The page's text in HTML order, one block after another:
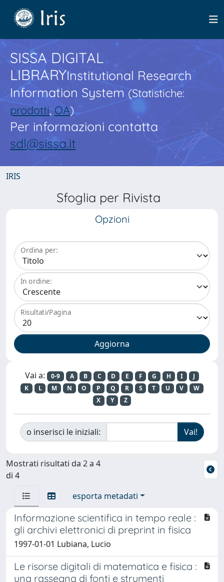
SISSA DIGITAL
LIBRARYInstitutional Research
Information System(Statistiche:
prodotti,OA)
Per informazioni contatta
sdl@sissa.it
IRIS
Sfoglia per Rivista
Opzioni
Ordina per:
In ordine:
Risultati/Pagina
Vai a: 0-9 A B C D E F G H I
J
K
L M N O P Q R S T U V
W
X
Y Z
o inserisci le iniziali:
Mostrati risultati da 2 a 4
di 4
esporta metadati
Informazione scientifica in tempo reale :
gli archivi elettronici di preprint in fisica
1997-01-01 Lubiana, Lucio
Le risorse digitali di matematica e fisica :
una rassegna di fonti e strumenti